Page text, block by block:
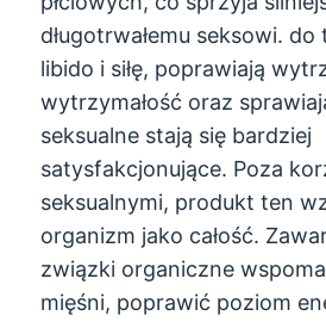
długotrwałemu seksowi.
libido i siłę, poprawiają
wytrzymałość oraz
seksualne stają się bardziej
satysfakcjonujące. Poza
seksualnymi, produkt ten
organizm jako całość.
związki organiczne
mięśni, poprawić poziom